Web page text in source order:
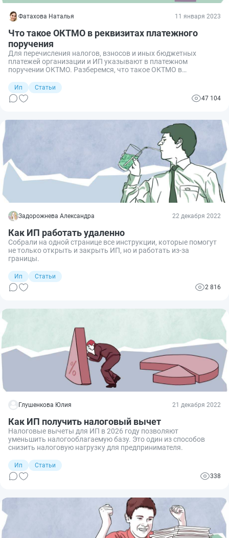
Фатахова Наталья 11 января 2023
Что такое ОКТМО в реквизитах платежного
поручения
Для перечисления налогов, взносов и иных бюджетных
платежей организации и ИП указывают в платежном
поручении ОКТМО. Разберемся, что такое ОКТМО в
Ип
Статьи
47 104
Задорожнева Александра 22 декабря 2022
Как ИП работать удаленно
Собрали на одной странице все инструкции, которые помогут
не только открыть и закрыть ИП, но и работать из-за
границы.
Ип
Статьи
2 816
Глушенкова Юлия 21 декабря 2022
Как ИП получить налоговый вычет
Налоговые вычеты для ИП в 2026 году позволяют
уменьшить налогооблагаемую базу. Это один из способов
снизить налоговую нагрузку для предпринимателя.
Ип
Статьи
338